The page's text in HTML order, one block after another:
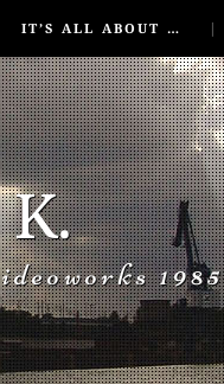
IT’S ALL ABOUT …